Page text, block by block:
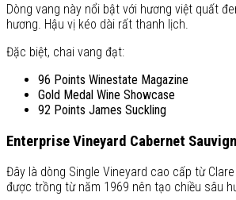
Dòng vang này nổi bật với hương việt quất
hương. Hậu vị kéo dài rất thanh lịch.
Đặc biệt, chai vang đạt:
96 Points Winestate Magazine
Gold Medal Wine Showcase
92 Points James Suckling
Enterprise Vineyard Cabernet
Đây là dòng Single Vineyard cao cấp từ
được trồng từ năm 1969 nên tạo chiều sâu